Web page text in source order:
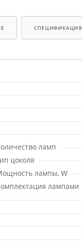
СПЕЦИФИКАЦИЯ
ламп
цоколя
лампы, W
лампами